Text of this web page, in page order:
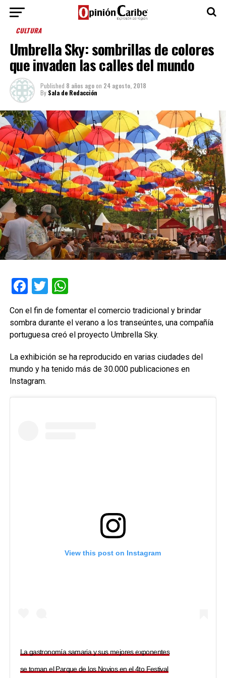
CULTURA
Umbrella Sky: sombrillas de colores
que invaden las calles del mundo
Published 8 años agoon 24 agosto, 2018
By Sala de Redacción
Facebook
TwitterWhatsApp
Con el fin de fomentar el comercio tradicional y brindar
sombra durante el verano a los transeúntes, una compañía
portuguesa creó el proyecto Umbrella Sky.
La exhibición se ha reproducido en varias ciudades del
mundo y ha tenido más de 30.000 publicaciones en
Instagram.
View this post on Instagram
La gastronomía samaria y sus mejores exponentes
se toman el Parque de los Novios en el 4to Festival